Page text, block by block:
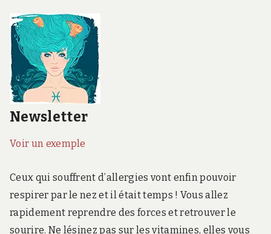
Newsletter
Voir un exemple
Ceux qui souffrent d’allergies vont enfin pouvoir
respirer par le nez et il était temps ! Vous allez
rapidement reprendre des forces et retrouver le
sourire. Ne lésinez pas sur les vitamines, elles vous